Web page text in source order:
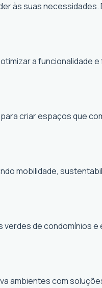
às suas
a funcionalidade
criar espaços que
mobilidade,
verdes de
ambientes com